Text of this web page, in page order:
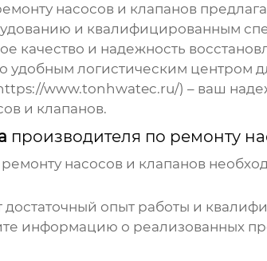
насосов и клапанов
и квалифицированным
качество и надежность
удобным логистическим центром
www.tonhwatec.ru/) – ваш
и клапанов.
производителя по ремонту
насосов и клапанов
достаточный опыт работы и
информацию о реализованных